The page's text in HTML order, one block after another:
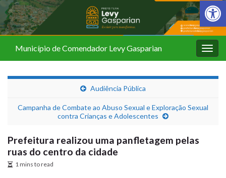
Barra de
Município de Comendador Levy Gasparian
Audiência Pública
Campanha de Combate ao Abuso Sexual e Exploração Sexual
contra Crianças e Adolescentes
Prefeitura realizou uma panfletagem pelas
ruas do centro da cidade
1 mins to read